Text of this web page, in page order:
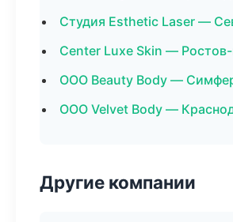
Студия Esthetic Laser —
Center Luxe Skin —
ООО Beauty Body —
ООО Velvet Body —
Другие компании